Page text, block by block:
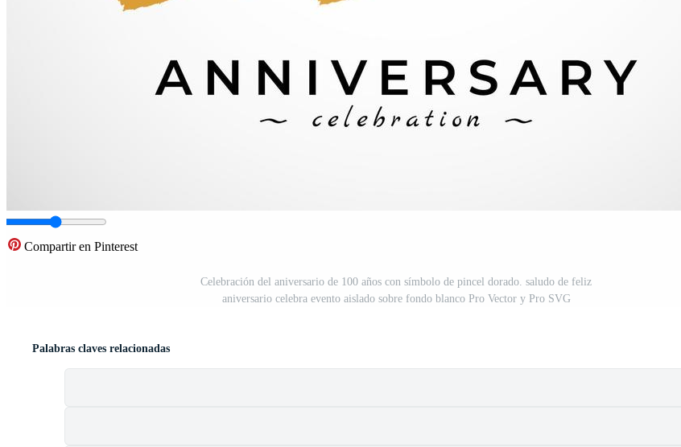
Compartir en Pinterest
Celebración del aniversario de 100 años con símbolo de pincel dorado. saludo de feliz
aniversario celebra evento aislado sobre fondo blanco Pro Vector y Pro SVG
Palabras claves relacionadas